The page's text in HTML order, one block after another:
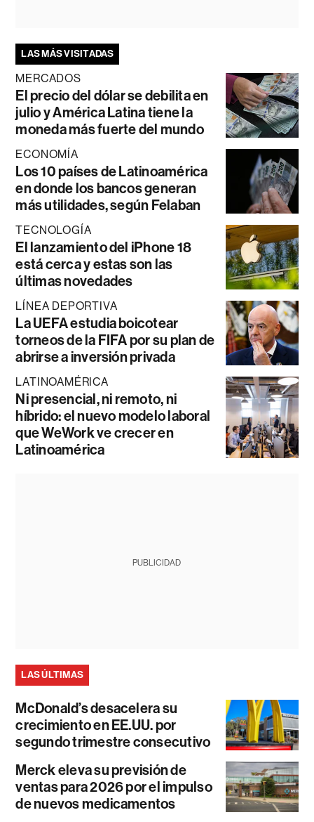
LAS MÁS VISITADAS
MERCADOS
El precio del dólar se debilita en
julio y América Latina tiene la
moneda más fuerte del mundo
ECONOMÍA
Los 10 países de Latinoamérica
en donde los bancos generan
más utilidades, según Felaban
TECNOLOGÍA
El lanzamiento del iPhone 18
está cerca y estas son las
últimas novedades
LÍNEA DEPORTIVA
La UEFA estudia boicotear
torneos de la FIFA por su plan de
abrirse a inversión privada
LATINOAMÉRICA
Ni presencial, ni remoto, ni
híbrido: el nuevo modelo laboral
que WeWork ve crecer en
Latinoamérica
PUBLICIDAD
LAS ÚLTIMAS
McDonald’s desacelera su
crecimiento en EE.UU. por
segundo trimestre consecutivo
Merck eleva su previsión de
ventas para 2026 por el impulso
de nuevos medicamentos